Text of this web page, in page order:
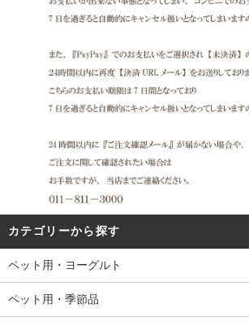
カテゴリーから探す
ペット用・ヨーグルト
ペット用・季節品